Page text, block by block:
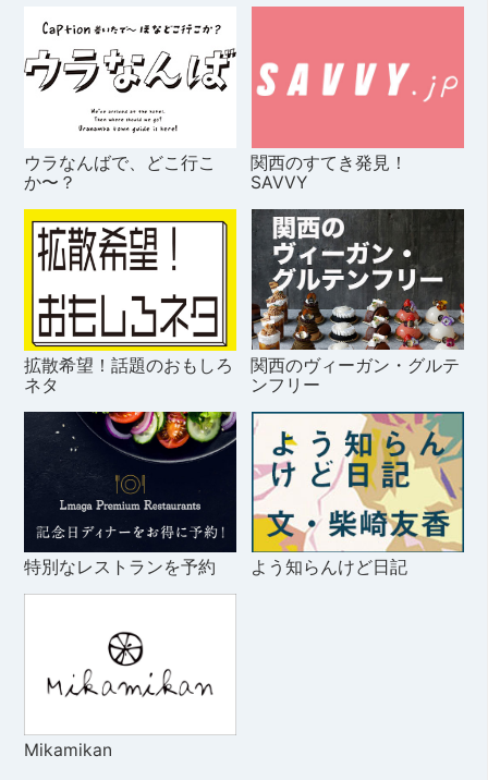
ウラなんばで、どこ行こ
か〜？
関西のすてき発見！
SAVVY
拡散希望！話題のおもしろ
ネタ
関西のヴィーガン・グルテ
ンフリー
特別なレストランを予約 よう知らんけど日記
Mikamikan